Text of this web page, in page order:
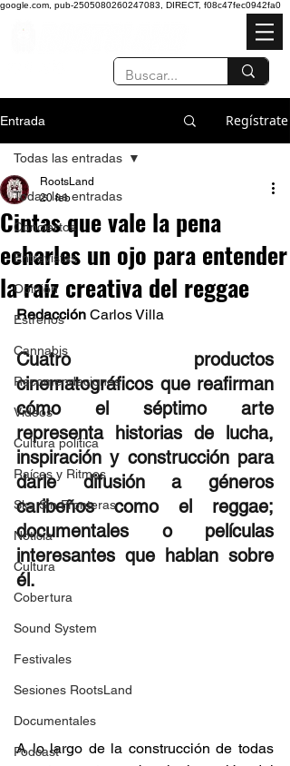
google.com, pub-2505080260247083, DIRECT, f08c47fec0942fa0
Entrada Regístrate
Todas las entradas
Conciertos
Entrevistas
Opinión
Estrenos
Cannabis
Recomendaciones
Videos
Cultura política
Raíces y Ritmos
Ska Sin Fronteras
Noticia
Cultura
Cobertura
Sound System
Festivales
Sesiones RootsLand
Documentales
Podcast
Todas las entradas
Cintas que vale la pena
echarles un ojo para entender
la raíz creativa del reggae
RootsLand
20 feb
Redacción Carlos Villa
Cuatro productos
cinematográficos que reafirman
cómo el séptimo arte
representa historias de lucha,
inspiración y construcción para
darle difusión a géneros
caribeños como el reggae;
documentales o películas
interesantes que hablan sobre
él.
A lo largo de la construcción de todas